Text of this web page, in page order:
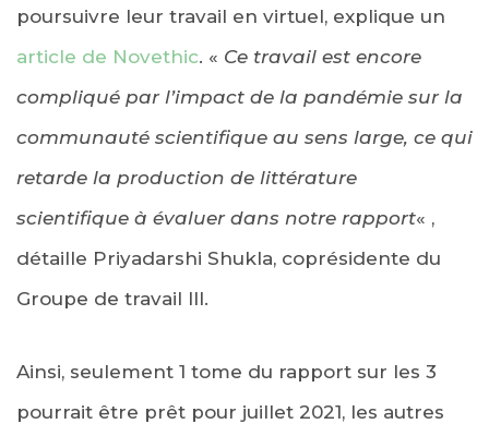
poursuivre leur travail en virtuel, explique un
article de Novethic. « Ce travail est encore
compliqué par l’impact de la pandémie sur la
communauté scientifique au sens large, ce qui
retarde la production de littérature
scientifique à évaluer dans notre rapport« ,
détaille Priyadarshi Shukla, coprésidente du
Groupe de travail III.
Ainsi, seulement 1 tome du rapport sur les 3
pourrait être prêt pour juillet 2021, les autres